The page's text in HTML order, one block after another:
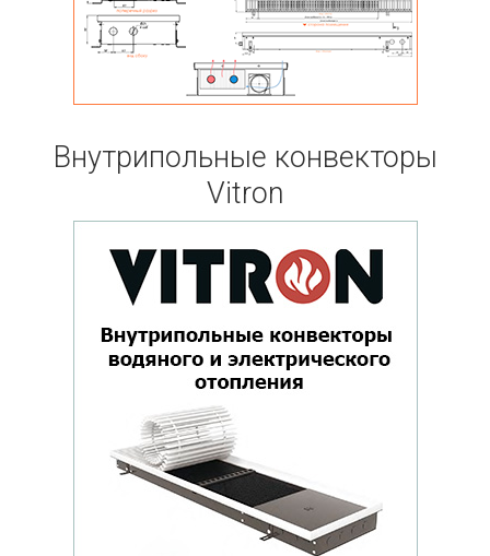
Внутрипольные конвекторы
Vitron